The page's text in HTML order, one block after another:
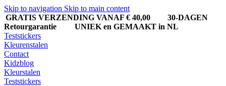
Skip to navigation Skip to main content
GRATIS VERZENDING VANAF € 40,00
30-DAGEN
Retourgarantie UNIEK en GEMAAKT in NL
Teststickers
Kleurenstalen
Contact
Kidzblog
Kleurstalen
Teststickers